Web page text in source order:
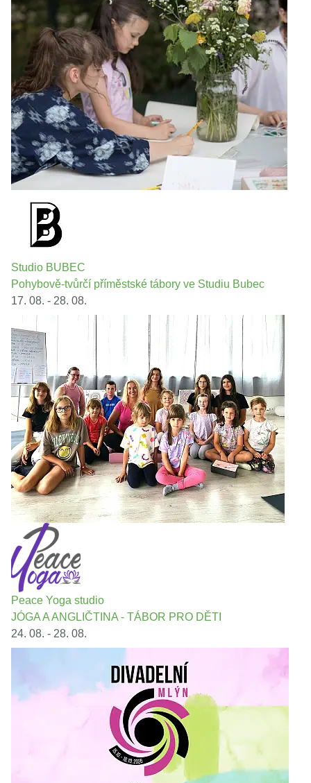
Studio BUBEC
Pohybově-tvůrčí příměstské tábory ve Studiu Bubec
17. 08. - 28. 08.
Peace Yoga studio
JÓGA A ANGLIČTINA - TÁBOR PRO DĚTI
24. 08. - 28. 08.